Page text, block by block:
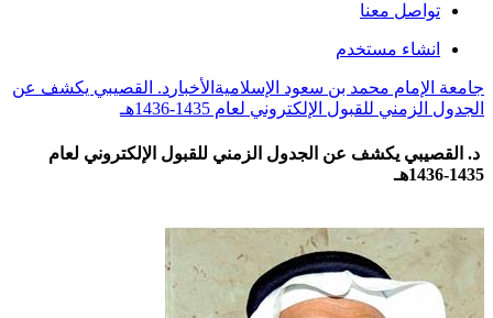
تواصل معنا
انشاء مستخدم
جامعة الإمام محمد بن سعود الإسلامية الأخبار د. القصيبي يكشف عن
الجدول الزمني للقبول الإلكتروني لعام 1435-1436هـ
د. القصيبي يكشف عن الجدول الزمني للقبول الإلكتروني لعام
1435-1436هـ